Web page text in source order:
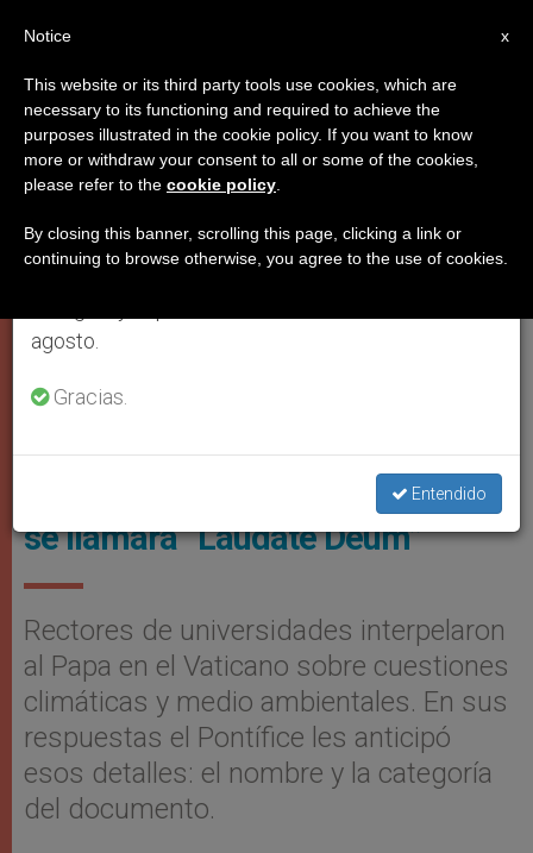
PAPA FRANCISCO
Papa da a conocer que segunda
parte de encíclica “Laudato Si”
se llamará “Laudate Deum”
Rectores de universidades interpelaron
al Papa en el Vaticano sobre cuestiones
climáticas y medio ambientales. En sus
respuestas el Pontífice les anticipó
esos detalles: el nombre y la categoría
del documento.
×
Aviso importante
Del 27 de julio al 7 de agosto haremos la pausa
anual, aprovechando que en el periodo de verano
se generan menos informaciones y también el
agosto.
Gracias.
Entendido
x
Notice
This website or its third party tools use cookies, which are
necessary to its functioning and required to achieve the
purposes illustrated in the cookie policy. If you want to know
more or withdraw your consent to all or some of the cookies,
please refer to the cookie policy
By closing this banner, scrolling this page, clicking a link or
continuing to browse otherwise, you agree to the use of cookies.